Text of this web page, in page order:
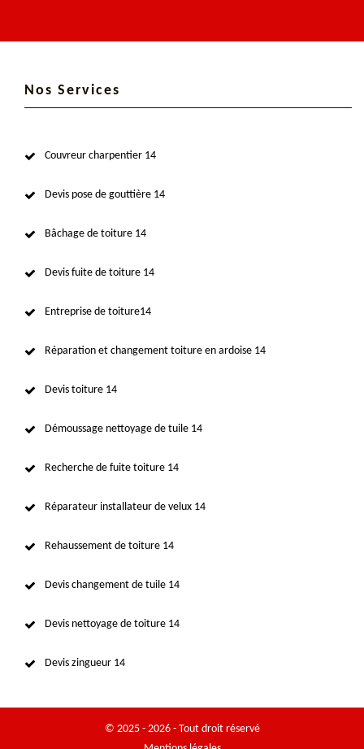
Nos Services
Couvreur charpentier 14
Devis pose de gouttière 14
Bâchage de toiture 14
Devis fuite de toiture 14
Entreprise de toiture14
Réparation et changement toiture en ardoise 14
Devis toiture 14
Démoussage nettoyage de tuile 14
Recherche de fuite toiture 14
Réparateur installateur de velux 14
Rehaussement de toiture 14
Devis changement de tuile 14
Devis nettoyage de toiture 14
Devis zingueur 14
© 2025 - 2026 - Tout droit réservé